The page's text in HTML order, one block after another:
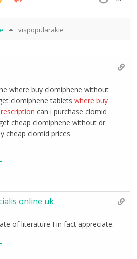
vispopulārākie
where buy clomiphene without
clomiphene tabletswhere buy
can i purchase clomid
cheap clomiphene without dr
cheap clomid prices
online uk
of literature I in fact appreciate.